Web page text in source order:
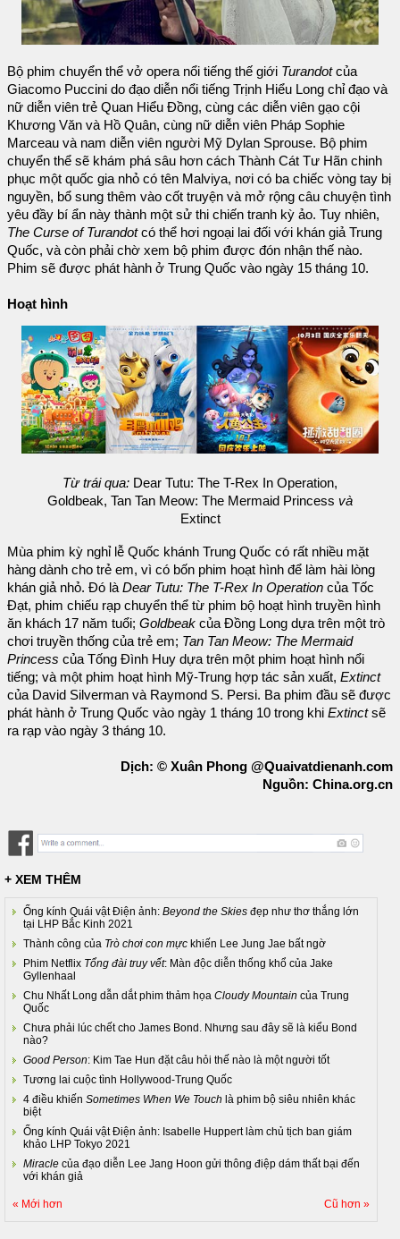
Bộ phim chuyển thể vở opera nổi tiếng thế giới Turandotcủa
Giacomo Puccini do đạo diễn nổi tiếng Trịnh Hiểu Long chỉ đạo và
nữ diễn viên trẻ Quan Hiểu Đồng, cùng các diễn viên gạo cội
Khương Văn và Hồ Quân, cùng nữ diễn viên Pháp Sophie
Marceau và nam diễn viên người Mỹ Dylan Sprouse. Bộ phim
chuyển thể sẽ khám phá sâu hơn cách Thành Cát Tư Hãn chinh
phục một quốc gia nhỏ có tên Malviya, nơi có ba chiếc vòng tay bị
nguyền, bổ sung thêm vào cốt truyện và mở rộng câu chuyện tình
yêu đầy bí ẩn này thành một sử thi chiến tranh kỳ ảo. Tuy nhiên,
The Curse of Turandotcó thể hơi ngoại lai đối với khán giả Trung
Quốc, và còn phải chờ xem bộ phim được đón nhận thế nào.
Phim sẽ được phát hành ở Trung Quốc vào ngày 15 tháng 10.
Hoạt hình
Từ trái qua: Dear Tutu: The T-Rex In Operation,
Goldbeak, Tan Tan Meow: The Mermaid Princess và
Extinct
Mùa phim kỳ nghỉ lễ Quốc khánh Trung Quốc có rất nhiều mặt
hàng dành cho trẻ em, vì có bốn phim hoạt hình để làm hài lòng
khán giả nhỏ. Đó làDear Tutu: The T-Rex In Operation của Tốc
Đạt, phim chiếu rạp chuyển thể từ phim bộ hoạt hình truyền hình
ăn khách 17 năm tuổi; Goldbeak của Đồng Long dựa trên một trò
chơi truyền thống của trẻ em; Tan Tan Meow: The Mermaid
Princess của Tống Đình Huy dựa trên một phim hoạt hình nổi
tiếng; và một phim hoạt hình Mỹ-Trung hợp tác sản xuất, Extinct
của David Silverman và Raymond S. Persi. Ba phim đầu sẽ được
phát hành ở Trung Quốc vào ngày 1 tháng 10 trong khi Extinctsẽ
ra rạp vào ngày 3 tháng 10.
Dịch: © Xuân Phong @Quaivatdienanh.com
Nguồn: China.org.cn
+ XEM THÊM
Ống kính Quái vật Điện ảnh: Beyond the Skies đẹp như thơ thắng lớn
tại LHP Bắc Kinh 2021
Thành công của Trò chơi con mực khiến Lee Jung Jae bất ngờ
Phim Netflix Tổng đài truy vết: Màn độc diễn thống khổ của Jake
Gyllenhaal
Chu Nhất Long dẫn dắt phim thảm họa Cloudy Mountain của Trung
Quốc
Chưa phải lúc chết cho James Bond. Nhưng sau đây sẽ là kiểu Bond
nào?
Good Person: Kim Tae Hun đặt câu hỏi thế nào là một người tốt
Tương lai cuộc tình Hollywood-Trung Quốc
4 điều khiến Sometimes When We Touch là phim bộ siêu nhiên khác
biệt
Ống kính Quái vật Điện ảnh: Isabelle Huppert làm chủ tịch ban giám
khảo LHP Tokyo 2021
Miracle của đạo diễn Lee Jang Hoon gửi thông điệp dám thất bại đến
với khán giả
« Mới hơn Cũ hơn »